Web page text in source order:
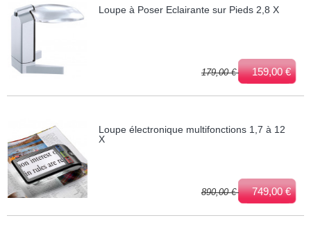
Loupe à Poser Eclairante sur Pieds 2,8 X
179,00 € 159,00 €
Loupe électronique multifonctions 1,7 à 12
X
890,00 € 749,00 €